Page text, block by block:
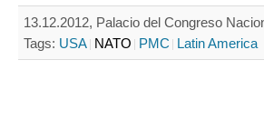
13.12.2012, Palacio del Congreso
Tags: USA NATO PMC Latin America